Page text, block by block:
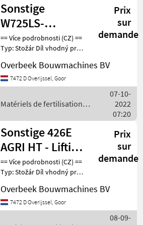
Sonstige
W725LS-
1231511H94-
Dipperstick/Stiel/
Prix
sur
demande
== Více podrobnosti (CZ) ==
Typ: Stožár Díl vhodný pro:
konstrukce DPH/marže:
Odpočet DPH pro
podnikatele Sériové číslo:
Overbeek Bouwmachines BV
7472 D Overijssel, Goor
Matériels de fertilisation et
07-10-
2022
07:20
Sonstige 426E
AGRI HT - Lifting
framework/Schaufelarm/
Prix
sur
demande
== Více podrobnosti (CZ) ==
Typ: Stožár Díl vhodný pro:
konstrukce DPH/marže:
Odpočet DPH pro
podnikatele == Weitere
Overbeek Bouwmachines BV
7472 D Overijssel, Goor
08-09-